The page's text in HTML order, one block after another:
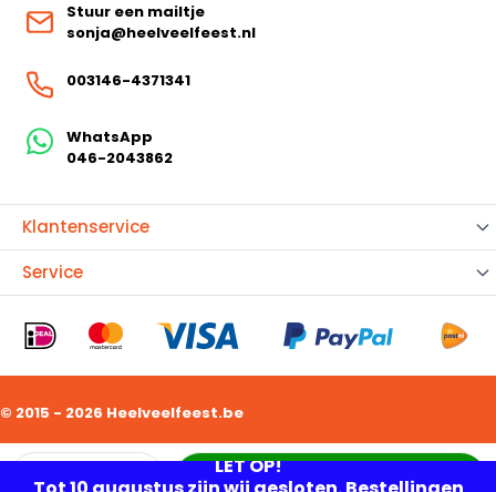
LET OP!
Aantal
In mijn winkelwagen
Klantenservice
Service
Stuur een mailtje
sonja@heelveelfeest.nl
003146-4371341
WhatsApp
046-2043862
© 2015 - 2026 Heelveelfeest.be